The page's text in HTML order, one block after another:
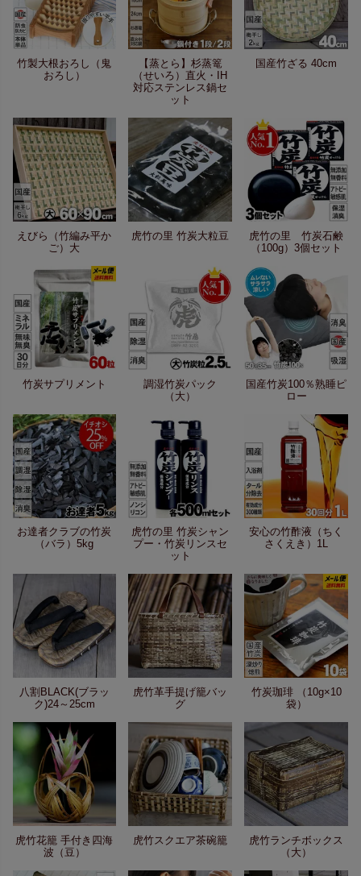
竹製大根おろし（鬼
おろし）
【蒸とら】杉蒸篭
（せいろ）直火・IH
対応ステンレス鍋セ
ット
国産竹ざる 40cm
えびら（竹編み平か
ご）大
虎竹の里 竹炭大粒豆
虎竹の里 竹炭石鹸
（100g）3個セット
竹炭サプリメント
調湿竹炭パック
（大）
国産竹炭100％熟睡ピ
ロー
お達者クラブの竹炭
（バラ）5kg
虎竹の里 竹炭シャン
プー・竹炭リンスセ
ット
安心の竹酢液（ちく
さくえき）1L
八割BLACK(ブラッ
ク)24～25cm
虎竹革手提げ籠バッ
グ
竹炭珈琲 （10g×10
袋）
虎竹花籠 手付き四海
波（豆）
虎竹スクエア茶碗籠
虎竹ランチボックス
（大）